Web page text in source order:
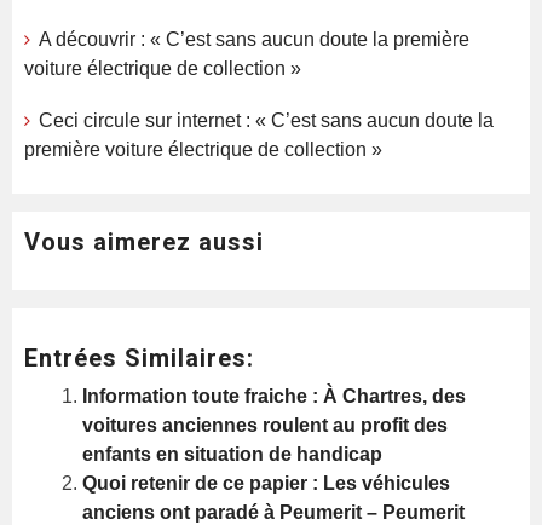
A découvrir : « C’est sans aucun doute la première
voiture électrique de collection »
Ceci circule sur internet : « C’est sans aucun doute la
première voiture électrique de collection »
Vous aimerez aussi
Entrées Similaires:
Information toute fraiche : À Chartres, des
voitures anciennes roulent au profit des
enfants en situation de handicap
Quoi retenir de ce papier : Les véhicules
anciens ont paradé à Peumerit – Peumerit